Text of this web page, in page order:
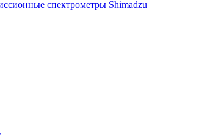
спектрометры Shimadzu